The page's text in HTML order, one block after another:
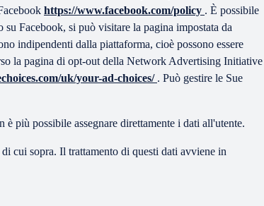
https://www.facebook.com/policy . È possibile
Facebook, si può visitare la pagina impostata da
indipendenti dalla piattaforma, cioè possono essere
la pagina di opt-out della Network Advertising Initiative
uk/your-ad-choices/ . Può gestire le Sue
più possibile assegnare direttamente i dati all'utente.
cui sopra. Il trattamento di questi dati avviene in